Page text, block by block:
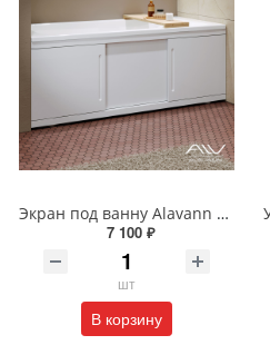
Экран под ванну Alavann ALV0715001 Alt 170 раздвижной белый
7 100 ₽
шт
В корзину